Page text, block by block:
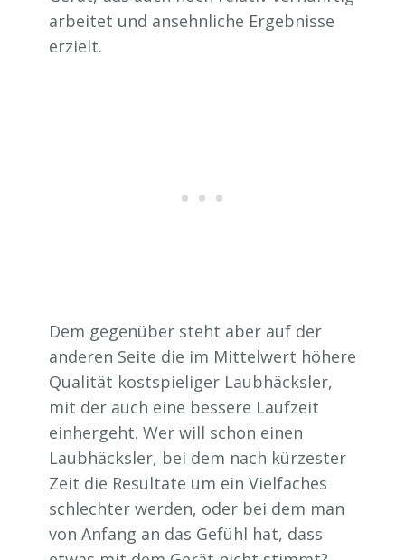
arbeitet und ansehnliche Ergebnisse
erzielt.
Dem gegenüber steht aber auf der
anderen Seite die im Mittelwert höhere
Qualität kostspieliger Laubhäcksler,
mit der auch eine bessere Laufzeit
einhergeht. Wer will schon einen
Laubhäcksler, bei dem nach kürzester
Zeit die Resultate um ein Vielfaches
schlechter werden, oder bei dem man
von Anfang an das Gefühl hat, dass